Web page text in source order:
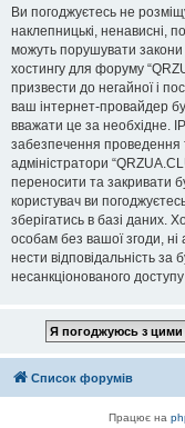
Ви погоджуєтесь не
наклепницькі, ненависні,
можуть порушувати закони
хостингу для форуму
призвести до негайної і
ваш інтернет-провайдер
вважати це за необхідне.
забезпечення проведення
адміністратори
переносити та закривати
користувач ви
зберігатись в базі даних.
особам без вашої згоди, ні
нести відповідальність за
несанкціонованого
Список форумів
Працює на